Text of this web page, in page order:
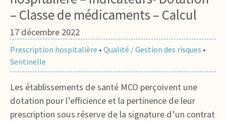
– Classe de médicaments – Calcul
17 décembre 2022
Prescription hospitalière • Qualité / Gestion des risques •
Sentinelle
Les établissements de santé MCO perçoivent une
dotation pour l’efficience et la pertinence de leur
prescription sous réserve de la signature d’un contrat